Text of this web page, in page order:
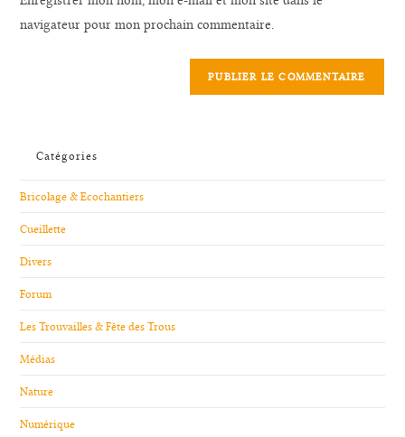
navigateur pour mon prochain commentaire.
Catégories
Bricolage & Ecochantiers
Cueillette
Divers
Forum
Les Trouvailles & Fête des Trous
Médias
Nature
Numérique